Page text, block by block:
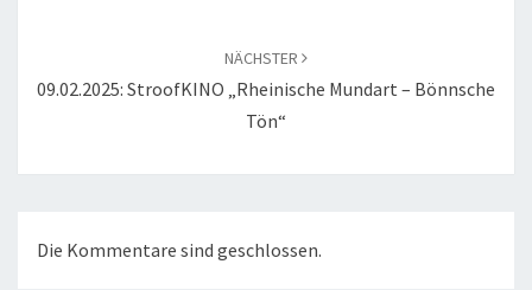
E
U
L
NÄCHSTER
09.02.2025: StroofKINO „Rheinische Mundart – Bönnsche
Tön“
Die Kommentare sind geschlossen.